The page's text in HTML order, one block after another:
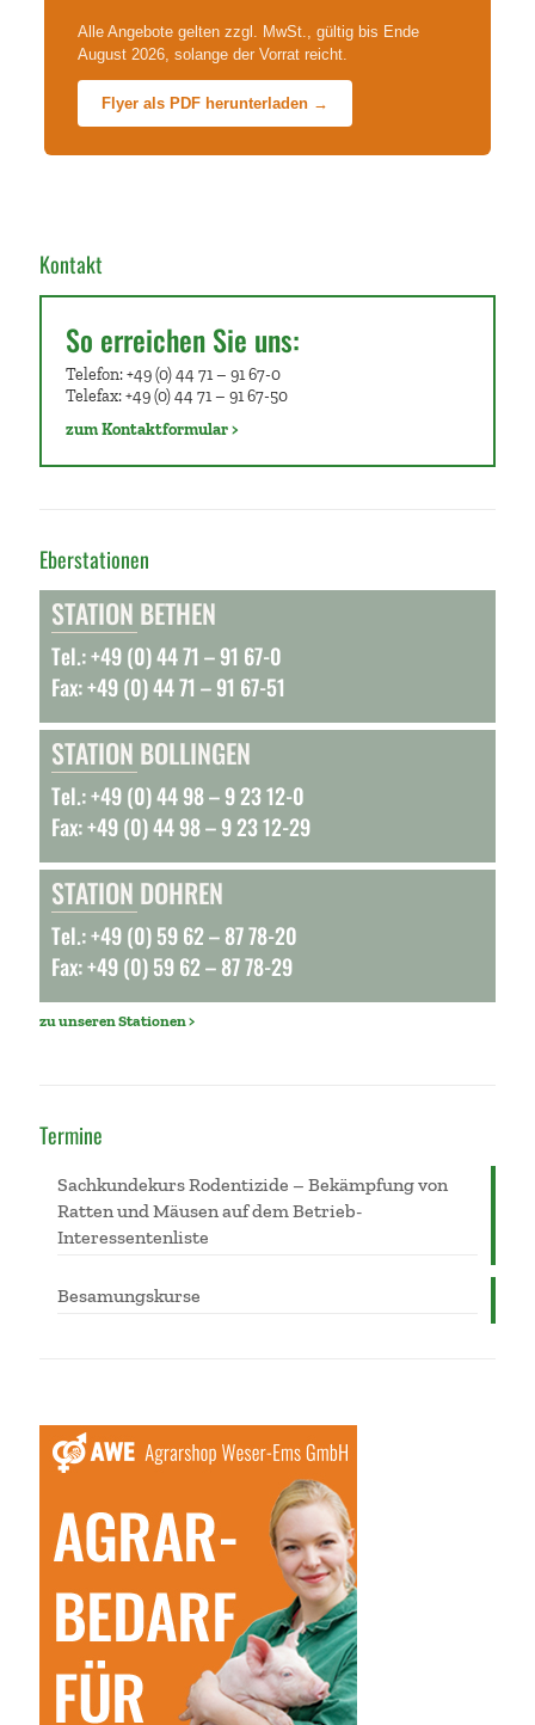
Alle Angebote gelten zzgl. MwSt., gültig bis Ende
August 2026, solange der Vorrat reicht.
Flyer als PDF herunterladen →
Kontakt
So erreichen Sie uns:
Telefon: +49 (0) 44 71 – 91 67-0
Telefax: +49 (0) 44 71 – 91 67-50
zum Kontaktformular >
Eberstationen
STATION BETHEN
Tel.: +49 (0) 44 71 – 91 67-0
Fax: +49 (0) 44 71 – 91 67-51
STATION BOLLINGEN
Tel.: +49 (0) 44 98 – 9 23 12-0
Fax: +49 (0) 44 98 – 9 23 12-29
STATION DOHREN
Tel.: +49 (0) 59 62 – 87 78-20
Fax: +49 (0) 59 62 – 87 78-29
zu unseren Stationen >
Termine
Sachkundekurs Rodentizide – Bekämpfung von
Ratten und Mäusen auf dem Betrieb-
Interessentenliste
Besamungskurse